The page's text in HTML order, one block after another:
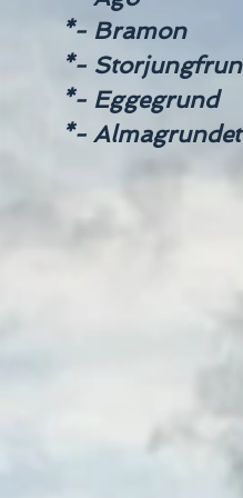
*- Bramon
*- Storjungfrun
*- Eggegrund
*- Almagrundet